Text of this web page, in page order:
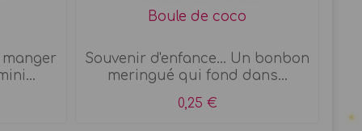
Boule de coco
Souvenir d'enfance... Un bonbon
meringué qui fond dans...
0,25 €